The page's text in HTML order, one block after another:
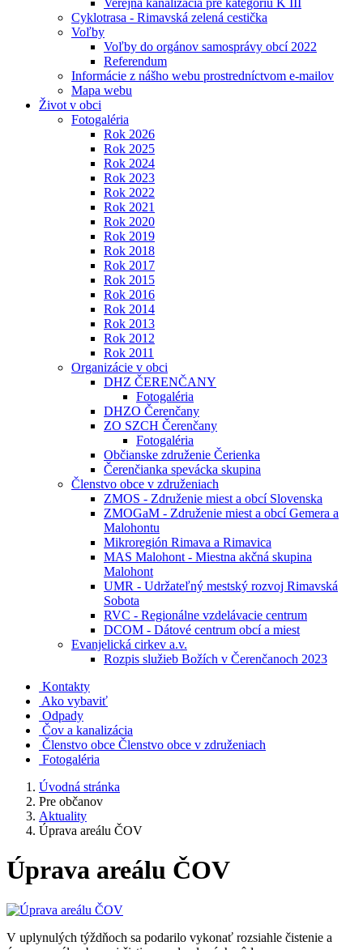
Verejná kanalizácia pre kategóriu K III
Cyklotrasa - Rimavská zelená cestička
Voľby
Voľby do orgánov samosprávy obcí 2022
Referendum
Informácie z nášho webu prostredníctvom e-mailov
Mapa webu
Život v obci
Fotogaléria
Rok 2026
Rok 2025
Rok 2024
Rok 2023
Rok 2022
Rok 2021
Rok 2020
Rok 2019
Rok 2018
Rok 2017
Rok 2015
Rok 2016
Rok 2014
Rok 2013
Rok 2012
Rok 2011
Organizácie v obci
DHZ ČERENČANY
Fotogaléria
DHZO Čerenčany
ZO SZCH Čerenčany
Fotogaléria
Občianske združenie Čerienka
Čerenčianka spevácka skupina
Členstvo obce v združeniach
ZMOS - Združenie miest a obcí Slovenska
ZMOGaM - Združenie miest a obcí Gemera a
Malohontu
Mikroregión Rimava a Rimavica
MAS Malohont - Miestna akčná skupina
Malohont
UMR - Udržateľný mestský rozvoj Rimavská
Sobota
RVC - Regionálne vzdelávacie centrum
DCOM - Dátové centrum obcí a miest
Evanjelická cirkev a.v.
Rozpis služieb Božích v Čerenčanoch 2023
Kontakty
Ako vybaviť
Odpady
Čov a kanalizácia
Členstvo obce Členstvo obce v združeniach
Fotogaléria
Úvodná stránka
Pre občanov
Aktuality
Úprava areálu ČOV
Úprava areálu ČOV
V uplynulých týždňoch sa podarilo vykonať rozsiahle čistenie a